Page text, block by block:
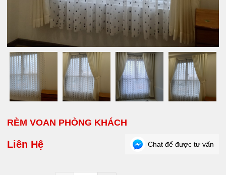
RÈM VOAN PHÒNG KHÁCH
Liên Hệ Chat để được tư vấn